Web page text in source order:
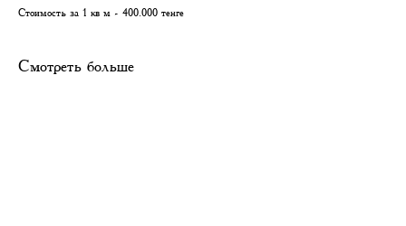
Стоимость за 1 кв м - 400.000 тенге
Смотреть больше